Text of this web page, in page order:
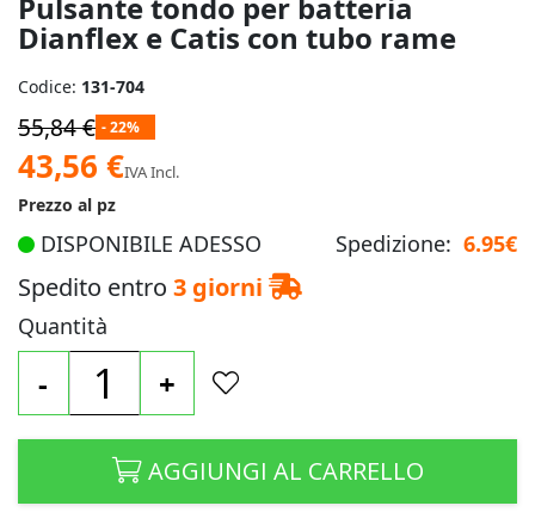
Pulsante tondo per batteria
Dianflex e Catis con tubo rame
Codice: 131-704
55,84 € - 22%
Prezzo
speciale
43,56 €IVA Incl.
Prezzo al pz
DISPONIBILE ADESSO Spedizione: 6.95€
Spedito entro 3 giorni
Quantità
- +
AGGIUNGI AL CARRELLO